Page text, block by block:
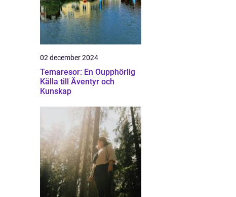
02 december 2024
Temaresor: En Oupphörlig
Källa till Äventyr och
Kunskap